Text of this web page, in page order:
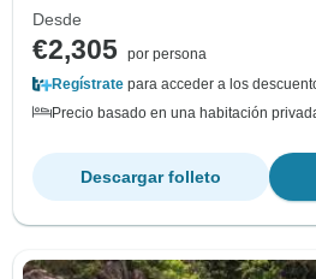
Desde
€2,305 por persona
Regístrate para acceder a los
Precio basado en una habitación
Descargar folleto